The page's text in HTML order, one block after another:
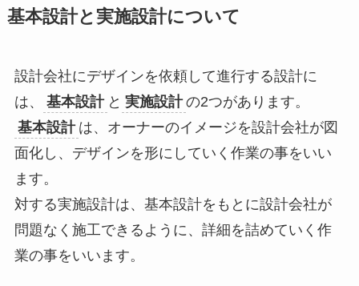
基本設計と実施設計について
設計会社にデザインを依頼して進行する設計に
は、
基本設計 と 実施設計 の2つがあります。
基本設計 は、 オーナーのイメージを設計会社が図
面化し、デザインを形にしていく作業の事をいい
ます。
対する実施設計は、基本設計をもとに設計会社が
問題なく施工できるように、詳細を詰めていく作
業の事をいいます。